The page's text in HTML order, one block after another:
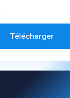
Télécharger